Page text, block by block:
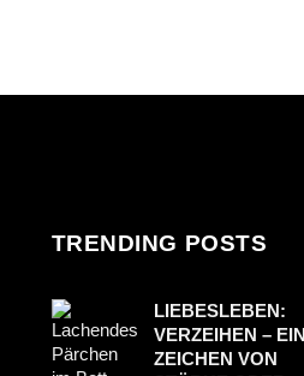
TRENDING POSTS
LIEBESLEBEN:
VERZEIHEN – EIN
ZEICHEN VON